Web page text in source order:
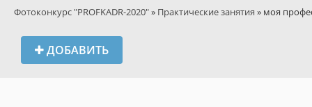
Фотоконкурс "PROFKADR-2020"» Практические занятия » моя
ДОБАВИТЬ